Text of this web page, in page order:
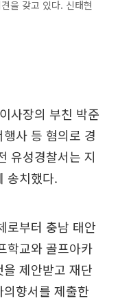
을 갖고 있다. 신태현
사장의 부친 박준
사 등 혐의로 경
유성경찰서는 지
송치했다.
로부터 충남 태안
학교와 골프아카
제안받고 재단
향서를 제출한